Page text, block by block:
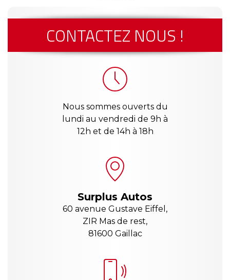
CONTACTEZ NOUS !
Nous sommes ouverts du
lundi au vendredi de 9h à
12h et de 14h à 18h
Surplus Autos
60 avenue Gustave Eiffel,
ZIR Mas de rest,
81600 Gaillac